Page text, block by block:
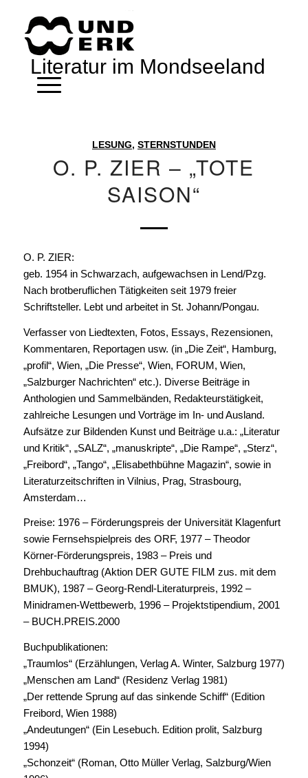
Literatur im Mondseeland
LESUNG, STERNSTUNDEN
O. P. ZIER – „TOTE
SAISON“
O. P. ZIER:
geb. 1954 in Schwarzach, aufgewachsen in Lend/Pzg.
Nach brotberuflichen Tätigkeiten seit 1979 freier
Schriftsteller. Lebt und arbeitet in St. Johann/Pongau.
Verfasser von Liedtexten, Fotos, Essays, Rezensionen,
Kommentaren, Reportagen usw. (in „Die Zeit“, Hamburg,
„profil“, Wien, „Die Presse“, Wien, FORUM, Wien,
„Salzburger Nachrichten“ etc.). Diverse Beiträge in
Anthologien und Sammelbänden, Redakteurstätigkeit,
zahlreiche Lesungen und Vorträge im In- und Ausland.
Aufsätze zur Bildenden Kunst und Beiträge u.a.: „Literatur
und Kritik“, „SALZ“, „manuskripte“, „Die Rampe“, „Sterz“,
„Freibord“, „Tango“, „Elisabethbühne Magazin“, sowie in
Literaturzeitschriften in Vilnius, Prag, Strasbourg,
Amsterdam…
Preise: 1976 – Förderungspreis der Universität Klagenfurt
sowie Fernsehspielpreis des ORF, 1977 – Theodor
Körner-Förderungspreis, 1983 – Preis und
Drehbuchauftrag (Aktion DER GUTE FILM zus. mit dem
BMUK), 1987 – Georg-Rendl-Literaturpreis, 1992 –
Minidramen-Wettbewerb, 1996 – Projektstipendium, 2001
– BUCH.PREIS.2000
Buchpublikationen:
„Traumlos“ (Erzählungen, Verlag A. Winter, Salzburg 1977)
„Menschen am Land“ (Residenz Verlag 1981)
„Der rettende Sprung auf das sinkende Schiff“ (Edition
Freibord, Wien 1988)
„Andeutungen“ (Ein Lesebuch. Edition prolit, Salzburg
1994)
„Schonzeit“ (Roman, Otto Müller Verlag, Salzburg/Wien